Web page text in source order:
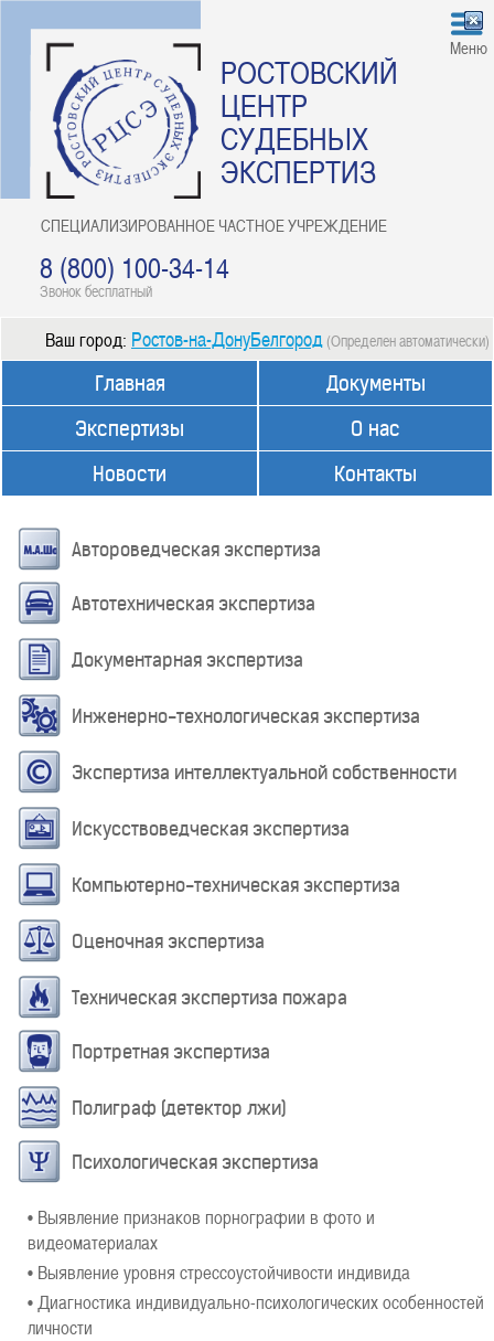
РОСТОВСКИЙ
ЦЕНТР
СУДЕБНЫХ
ЭКСПЕРТИЗ
СПЕЦИАЛИЗИРОВАННОЕ ЧАСТНОЕ УЧРЕЖДЕНИЕ
8 (800) 100-34-14
Звонок бесплатный
Меню
Ваш город: Ростов-на-ДонуБелгород (Определен автоматически)
Главная
Экспертизы
Новости
Документы
О нас
Контакты
Автороведческая экспертиза
Автотехническая экспертиза
Документарная экспертиза
Инженерно-технологическая экспертиза
Экспертиза интеллектуальной собственности
Искусствоведческая экспертиза
Компьютерно-техническая экспертиза
Оценочная экспертиза
Техническая экспертиза пожара
Портретная экспертиза
Полиграф (детектор лжи)
Психологическая экспертиза
• Выявление признаков порнографии в фото и
видеоматериалах
• Выявление уровня стрессоустойчивости индивида
• Диагностика индивидуально-психологических особенностей
личности